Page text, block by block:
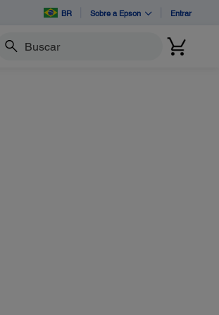
BR Sobre a Epson Entrar
Buscar